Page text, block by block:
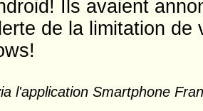
Ils avaient
de la limitation
l'application Smartphone